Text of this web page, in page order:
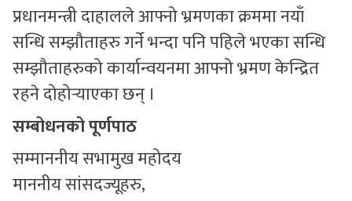
प्रधानमन्त्री दाहालले आफ्नो भ्रमणका क्रममा नयाँ
सन्धि सम्झौताहरु गर्ने भन्दा पनि पहिले भएका सन्धि
सम्झौताहरुको कार्यान्वयनमा आफ्नो भ्रमण केन्द्रित
रहने दोहोर्‍याएका छन् ।
सम्बोधनको पूर्णपाठ
सम्माननीय सभामुख महोदय
माननीय सांसदज्यूहरु,